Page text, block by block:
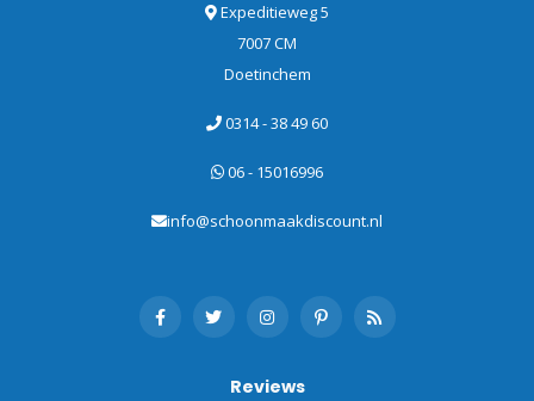
Expeditieweg 5
7007 CM
Doetinchem
0314 - 38 49 60
06 - 15016996
info@schoonmaakdiscount.nl
Reviews